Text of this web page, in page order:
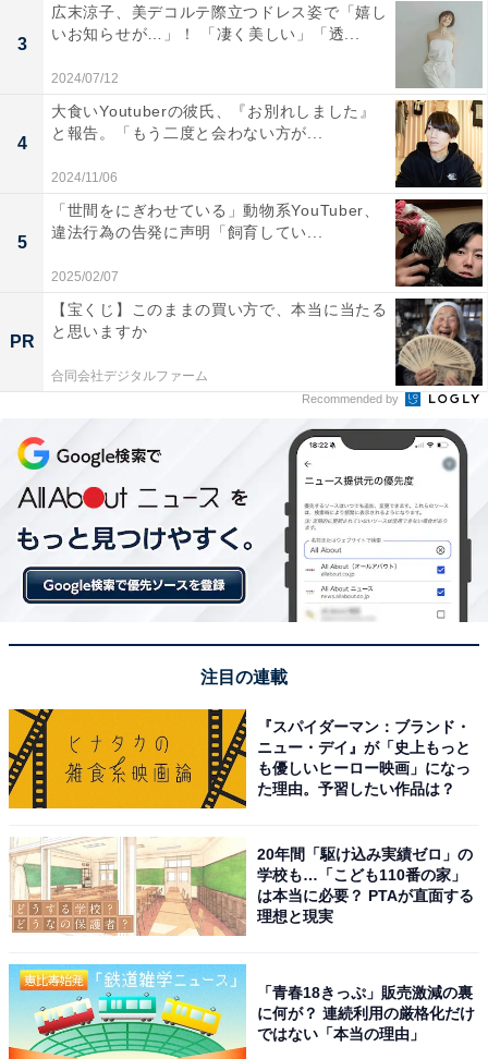
3
広末涼子、美デコルテ際立つドレス姿で「嬉し
いお知らせが…」！ 「凄く美しい」「透...
2024/07/12
4
大食いYoutuberの彼氏、『お別れしました』
と報告。「もう二度と会わない方が...
2024/11/06
5
「世間をにぎわせている」動物系YouTuber、
違法行為の告発に声明「飼育してい...
2025/02/07
PR
【宝くじ】このままの買い方で、本当に当たる
と思いますか
合同会社デジタルファーム
Recommended by
注目の連載
『スパイダーマン：ブランド・
ニュー・デイ』が「史上もっと
も優しいヒーロー映画」になっ
た理由。予習したい作品は？
20年間「駆け込み実績ゼロ」の
学校も…「こども110番の家」
は本当に必要？ PTAが直面する
理想と現実
「青春18きっぷ」販売激減の裏
に何が？ 連続利用の厳格化だけ
ではない「本当の理由」